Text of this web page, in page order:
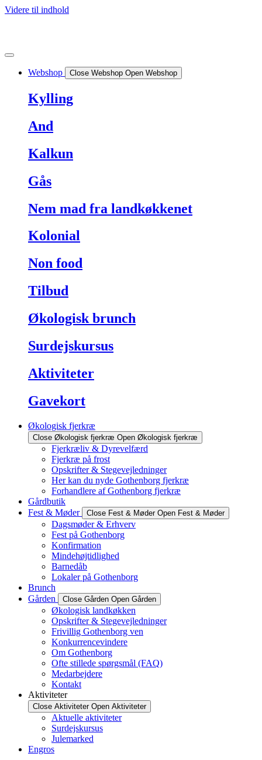
Videre til indhold
Webshop Close Webshop Open Webshop
Kylling
And
Kalkun
Gås
Nem mad fra landkøkkenet
Kolonial
Non food
Tilbud
Økologisk brunch
Surdejskursus
Aktiviteter
Gavekort
Økologisk fjerkræ
Close Økologisk fjerkræ Open Økologisk fjerkræ
Fjerkræliv & Dyrevelfærd
Fjerkræ på frost
Opskrifter & Stegevejledninger
Her kan du nyde Gothenborg fjerkræ
Forhandlere af Gothenborg fjerkræ
Gårdbutik
Fest & Møder
Close Fest & Møder Open Fest & Møder
Dagsmøder & Erhverv
Fest på Gothenborg
Konfirmation
Mindehøjtidlighed
Barnedåb
Lokaler på Gothenborg
Brunch
Gården
Close Gården Open Gården
Økologisk landkøkken
Opskrifter & Stegevejledninger
Frivillig Gothenborg ven
Konkurrencevindere
Om Gothenborg
Ofte stillede spørgsmål (FAQ)
Medarbejdere
Kontakt
Aktiviteter
Close Aktiviteter Open Aktiviteter
Aktuelle aktiviteter
Surdejskursus
Julemarked
Engros